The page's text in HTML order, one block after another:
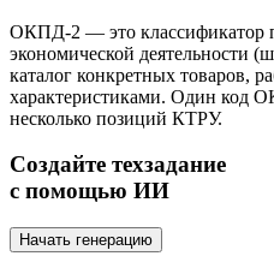
ОКПД-2 — это классификатор
экономической деятельности
каталог конкретных товаров,
характеристиками. Один код
несколько позиций КТРУ.
Создайте техзадание
с помощью ИИ
Начать генерацию